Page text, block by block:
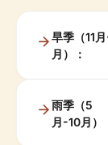
旱季（11
月）：
雨季（5
月-10月）